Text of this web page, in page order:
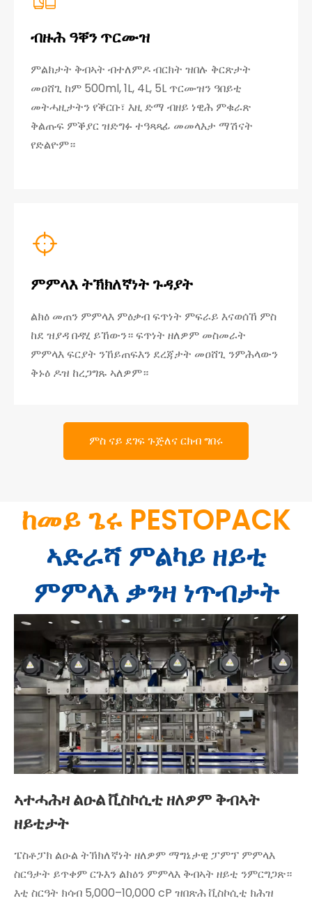
ብዙሕ ዓቐን ጥርሙዝ
ምልክታት ቅብኣት ብተለምዶ ብርክት ዝበሉ ቅርጽታት
መዐሸጊ ከም 500ml, 1L, 4L, 5L ጥርሙዝን ዓበይቲ
መትሓዚታትን የቕርቡ፣ እዚ ድማ ብዘይ ነዊሕ ምቁራጽ
ቅልጡፍ ምቕያር ዝድግፉ ተዓጻጻፊ መመላእታ ማሽናት
የድልዮም።

ምምላእ ትኽክለኛነት ጉዳያት
ልክዕ መጠን ምምላእ ምዕቃብ ፍጥነት ምፍራይ እናወሰኸ ምስ
ከደ ዝያዳ በዳሂ ይኸውን። ፍጥነት ዘለዎም መስመራት
ምምላእ ፍርያት ንኸይጠፍእን ደረጃታት መዐሸጊ ንምሕላውን
ቅኑዕ ዶዝ ከረጋግጹ ኣለዎም።
ምስ ናይ ደገፍ ጉጅለና ርክብ ግበሩ
ከመይ ጌሩ PESTOPACK
ኣድራሻ ምልካይ ዘይቲ
ምምላእ ቃንዛ ነጥብታት
ኣተሓሕዛ ልዑል ቪስኮሲቲ ዘለዎም ቅብኣት
ዘይቲታት
ፔስቶፓክ ልዑል ትኽክለኛነት ዘለዎም ማግኔታዊ ፓምፕ ምምላእ
ስርዓታት ይጥቀም ርጉእን ልክዕን ምምላእ ቅብኣት ዘይቲ ንምርግጋጽ።
እቲ ስርዓት ክሳብ 5,000–10,000 cP ዝበጽሕ ቪስኮሲቲ ክሕዝ